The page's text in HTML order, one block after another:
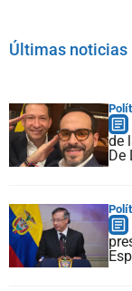
Últimas noticias
de
De